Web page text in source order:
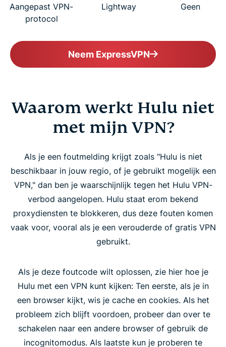
Aangepast VPN-
protocol
Lightway Geen
Neem ExpressVPN
Waarom werkt Hulu niet
met mijn VPN?
Als je een foutmelding krijgt zoals "Hulu is niet
beschikbaar in jouw regio, of je gebruikt mogelijk een
VPN," dan ben je waarschijnlijk tegen het Hulu VPN-
verbod aangelopen. Hulu staat erom bekend
proxydiensten te blokkeren, dus deze fouten komen
vaak voor, vooral als je een verouderde of gratis VPN
gebruikt.
Als je deze foutcode wilt oplossen, zie hier hoe je
Hulu met een VPN kunt kijken: Ten eerste, als je in
een browser kijkt, wis je cache en cookies. Als het
probleem zich blijft voordoen, probeer dan over te
schakelen naar een andere browser of gebruik de
incognitomodus. Als laatste kun je proberen te